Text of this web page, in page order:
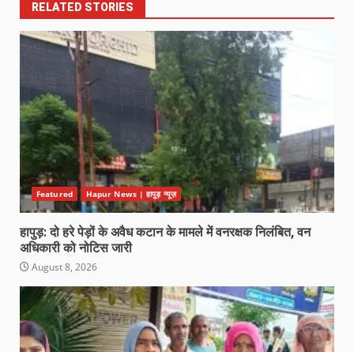
RELATED STORIES
Featured Hapur News | हापुड़ न्यूज़
हापुड़: दो हरे पेड़ों के अवैध कटान के मामले में वनरक्षक निलंबित, वन
अधिकारी को नोटिस जारी
August 8, 2026